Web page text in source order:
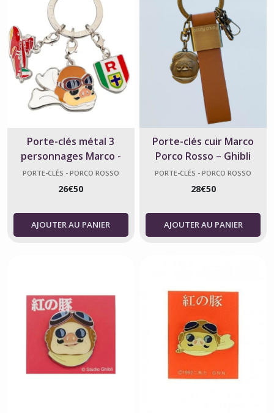
Porte-clés métal 3
personnages Marco -
Porco Rosso - licence
Studio Ghibli
PORTE-CLÉS - PORCO ROSSO
26€50
AJOUTER AU PANIER
Porte-clés cuir Marco
Porco Rosso – Ghibli
officiel
PORTE-CLÉS - PORCO ROSSO
28€50
AJOUTER AU PANIER